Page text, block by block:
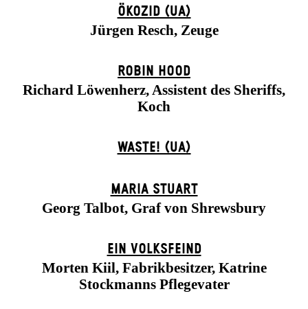
ÖKOZID (UA)
Jürgen Resch, Zeuge
ROBIN HOOD
Richard Löwenherz, Assistent des Sheriffs,
Koch
WASTE! (UA)
MARIA STUART
Georg Talbot, Graf von Shrewsbury
EIN VOLKS­FEIND
Morten Kiil, Fabrikbesitzer, Katrine
Stockmanns Pflegevater